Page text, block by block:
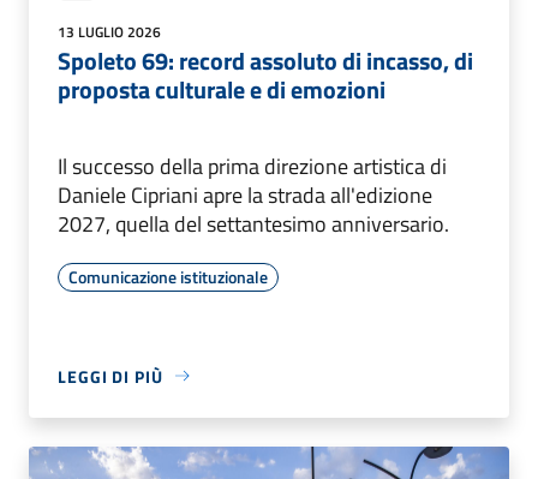
13 LUGLIO 2026
Spoleto 69: record assoluto di incasso, di
proposta culturale e di emozioni
Il successo della prima direzione artistica di
Daniele Cipriani apre la strada all'edizione
2027, quella del settantesimo anniversario.
Comunicazione istituzionale
LEGGI DI PIÙ